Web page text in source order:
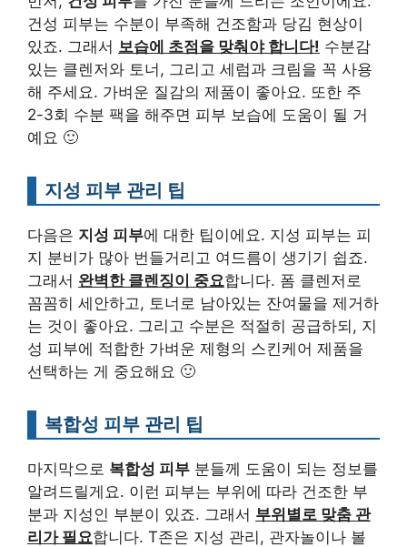
건성 피부는 수분이 부족해 건조함과 당김 현상이
있죠. 그래서 보습에 초점을 맞춰야 합니다! 수분감
있는 클렌저와 토너, 그리고 세럼과 크림을 꼭 사용
해 주세요. 가벼운 질감의 제품이 좋아요. 또한 주
2-3회 수분 팩을 해주면 피부 보습에 도움이 될 거
예요 🙂
지성 피부 관리 팁
다음은 지성 피부에 대한 팁이에요. 지성 피부는 피
지 분비가 많아 번들거리고 여드름이 생기기 쉽죠.
그래서 완벽한 클렌징이 중요합니다. 폼 클렌저로
꼼꼼히 세안하고, 토너로 남아있는 잔여물을 제거하
는 것이 좋아요. 그리고 수분은 적절히 공급하되, 지
성 피부에 적합한 가벼운 제형의 스킨케어 제품을
선택하는 게 중요해요 🙂
복합성 피부 관리 팁
마지막으로 복합성 피부 분들께 도움이 되는 정보를
알려드릴게요. 이런 피부는 부위에 따라 건조한 부
분과 지성인 부분이 있죠. 그래서 부위별로 맞춤 관
리가 필요합니다. T존은 지성 관리, 관자놀이나 볼